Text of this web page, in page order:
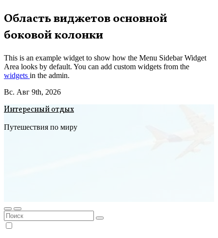
Перейти
к
содержимому
Область виджетов основной
боковой колонки
This is an example widget to show how the Menu Sidebar Widget
Area looks by default. You can add custom widgets from the
widgets in the admin.
Вс. Авг 9th, 2026
Интересный отдых
Путешествия по миру